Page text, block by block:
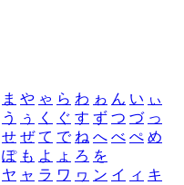
ま や ゃ ら わ ゎ ん い ぃ
う ぅ く ぐ す ず つ づ っ
せ ぜ て で ね へ べ ぺ め
ぽ も よ ょ ろ を
ヤ ャ ラ ワ ヮ ン イ ィ キ